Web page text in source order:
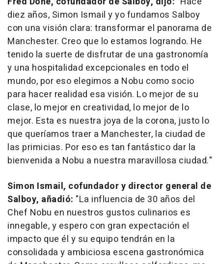
diez años, Simon Ismail y yo fundamos Salboy
con una visión clara: transformar el panorama de
Manchester. Creo que lo estamos logrando. He
tenido la suerte de disfrutar de una gastronomía
y una hospitalidad excepcionales en todo el
mundo, por eso elegimos a Nobu como socio
para hacer realidad esa visión. Lo mejor de su
clase, lo mejor en creatividad, lo mejor de lo
mejor. Esta es nuestra joya de la corona, justo lo
que queríamos traer a Manchester, la ciudad de
las primicias. Por eso es tan fantástico dar la
bienvenida a Nobu a nuestra maravillosa ciudad."
Simon Ismail, cofundador y director general de
Salboy, añadió: "La influencia de 30 años del
Chef Nobu en nuestros gustos culinarios es
innegable, y espero con gran expectación el
impacto que él y su equipo tendrán en la
consolidada y ambiciosa escena gastronómica